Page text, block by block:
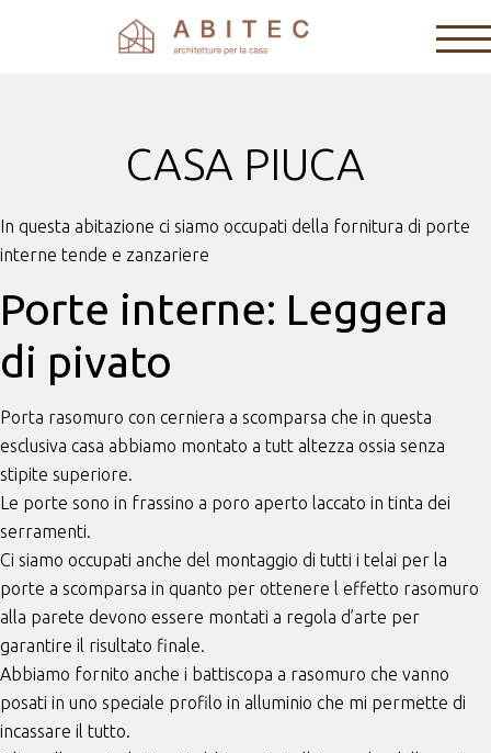
CASA PIUCA
In questa abitazione ci siamo occupati della fornitura di porte
interne tende e zanzariere
Porte interne: Leggera
di pivato
Porta rasomuro con cerniera a scomparsa che in questa
esclusiva casa abbiamo montato a tutt altezza ossia senza
stipite superiore.
Le porte sono in frassino a poro aperto laccato in tinta dei
serramenti.
Ci siamo occupati anche del montaggio di tutti i telai per la
porte a scomparsa in quanto per ottenere l effetto rasomuro
alla parete devono essere montati a regola d’arte per
garantire il risultato finale.
Abbiamo fornito anche i battiscopa a rasomuro che vanno
posati in uno speciale profilo in alluminio che mi permette di
incassare il tutto.